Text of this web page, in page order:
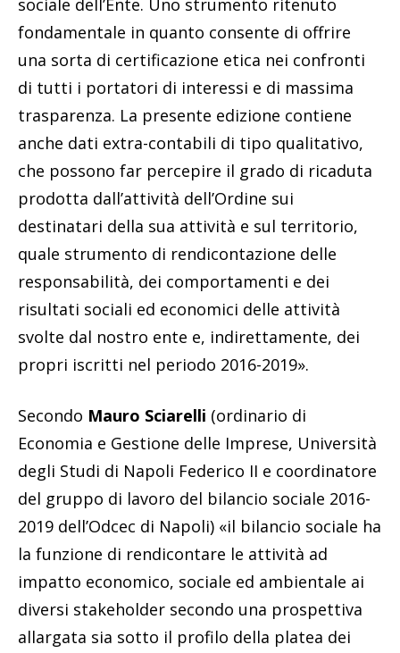
sociale dell’Ente. Uno strumento ritenuto
fondamentale in quanto con­sente di offrire
una sorta di certificazione etica nei confronti
di tutti i portatori di interessi e di massima
trasparenza. La presente edizione contiene
anche dati extra-contabili di tipo qualitativo,
che possono far percepire il grado di ricaduta
prodotta dall’attività dell’Ordine sui
destinatari della sua attività e sul territorio,
quale strumento di rendicontazione delle
responsabi­lità, dei comportamenti e dei
risultati sociali ed economici delle attività
svolte dal nostro ente e, indirettamente, dei
propri iscritti nel periodo 2016-2019».
Secondo Mauro Sciarelli (ordinario di
Economia e Gestione delle Imprese, Università
degli Studi di Napoli Federico II e coordinatore
del gruppo di lavoro del bilancio sociale 2016-
2019 dell’Odcec di Napoli) «il bilancio sociale ha
la funzione di rendicontare le attività ad
impatto economi­co, sociale ed ambientale ai
diversi stakeholder secondo una prospettiva
allar­gata sia sotto il profilo della platea dei